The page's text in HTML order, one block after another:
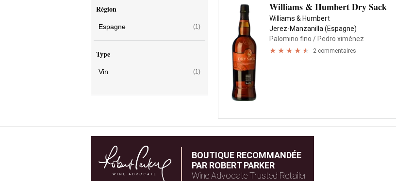
Région
Espagne (1)
Type
Vin (1)
Williams & Humbert Dry Sack
Williams & Humbert
Jerez-Manzanilla (Espagne)
Palomino fino / Pedro ximénez
2 commentaires
BOUTIQUE RECOMMANDÉE
PAR ROBERT PARKER
Wine Advocate Trusted Retailer